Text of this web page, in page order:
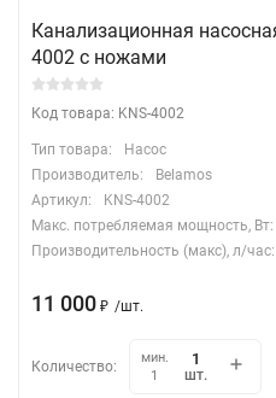
Канализационная
4002 с ножами
Код товара: KNS-4002
Тип товара:
Насос
Производитель:
Belamos
Артикул:
KNS-4002
Макс. потребляемая мощность, Вт:
Производительность (макс), л/час:
11 000 ₽ /шт.
Количество:
мин.
1
шт.